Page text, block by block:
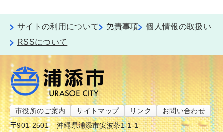
サイトの利用について 免責事項
個人情報の取扱い
RSSについて
市役所のご案内 サイトマップ リンク
お問い合わせ
〒901-2501
沖縄県浦添市安波茶1-1-1